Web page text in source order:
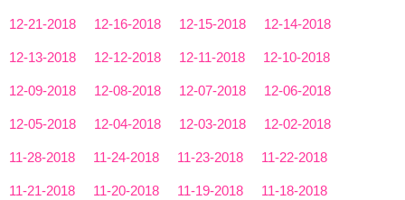
12-21-2018 12-16-2018 12-15-2018 12-14-2018
12-13-2018 12-12-2018 12-11-2018 12-10-2018
12-09-2018 12-08-2018 12-07-2018 12-06-2018
12-05-2018 12-04-2018 12-03-2018 12-02-2018
11-28-2018 11-24-2018 11-23-2018 11-22-2018
11-21-2018 11-20-2018 11-19-2018 11-18-2018